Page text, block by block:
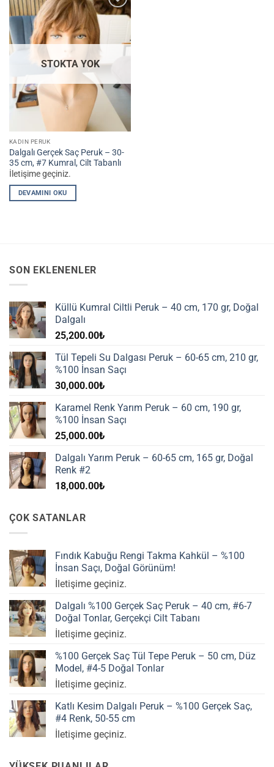
İstek
Listesine
STOKTA YOK
KADIN PERUK
Dalgalı Gerçek Saç Peruk – 30-
35 cm, #7 Kumral, Cilt Tabanlı
İletişime geçiniz.
DEVAMINI OKU
SON EKLENENLER
Küllü Kumral Ciltli Peruk – 40 cm, 170 gr, Doğal
Dalgalı
25,200.00₺
Tül Tepeli Su Dalgası Peruk – 60-65 cm, 210 gr,
%100 İnsan Saçı
30,000.00₺
Karamel Renk Yarım Peruk – 60 cm, 190 gr,
%100 İnsan Saçı
25,000.00₺
Dalgalı Yarım Peruk – 60-65 cm, 165 gr, Doğal
Renk #2
18,000.00₺
ÇOK SATANLAR
Fındık Kabuğu Rengi Takma Kahkül – %100
İnsan Saçı, Doğal Görünüm!
İletişime geçiniz.
Dalgalı %100 Gerçek Saç Peruk – 40 cm, #6-7
Doğal Tonlar, Gerçekçi Cilt Tabanı
İletişime geçiniz.
%100 Gerçek Saç Tül Tepe Peruk – 50 cm, Düz
Model, #4-5 Doğal Tonlar
İletişime geçiniz.
Katlı Kesim Dalgalı Peruk – %100 Gerçek Saç,
#4 Renk, 50-55 cm
İletişime geçiniz.